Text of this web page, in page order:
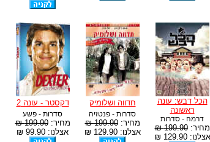
הכל דבש: עונה
ראשונה
דרמה - סדרות
מחיר:199.90 ₪
אצלנו: 129.90 ₪
חדווה ושלומיק
סדרות - פנטזיה
מחיר:199.90 ₪
אצלנו: 129.90 ₪
דקסטר - עונה 2
סדרות - פשע
מחיר:199.90 ₪
אצלנו: 99.90 ₪